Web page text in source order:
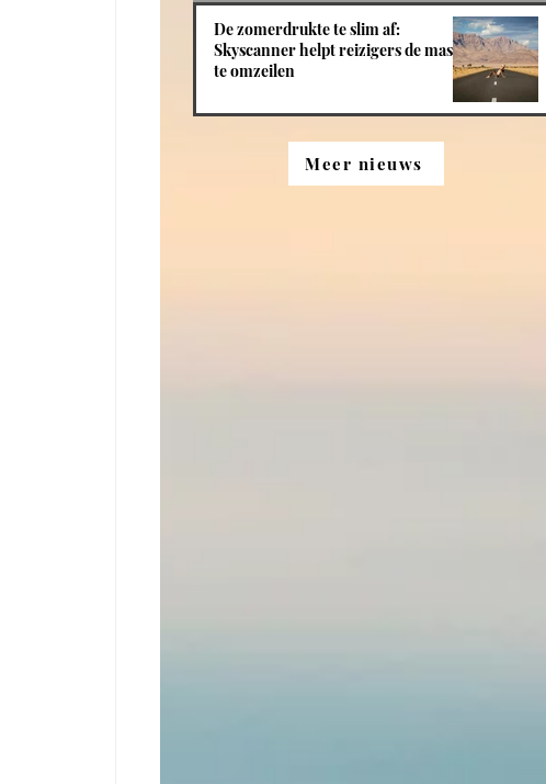
De zomerdrukte te slim af:
Skyscanner helpt reizigers de massa
te omzeilen
Meer nieuws